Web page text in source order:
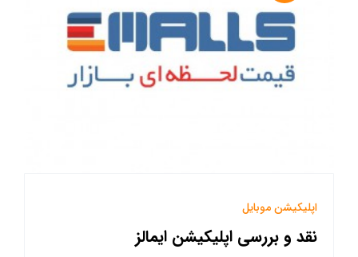
اپلیکیشن موبایل
نقد و بررسی اپلیکیشن ایمالز